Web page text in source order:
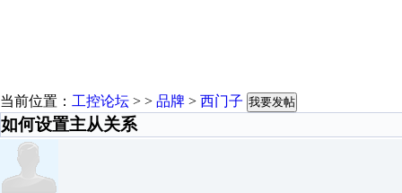
当前位置： 工控论坛 > > 品牌 > 西门子 我要发帖
如何设置主从关系